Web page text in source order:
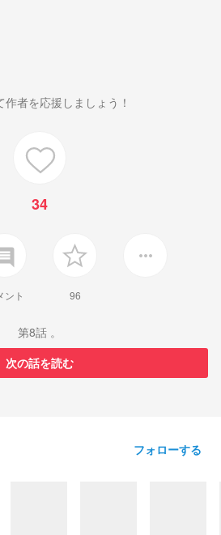
作者を応援しましょう！
34
ント 96
more_horiz
第8話 。
次の話を読む
フォローする